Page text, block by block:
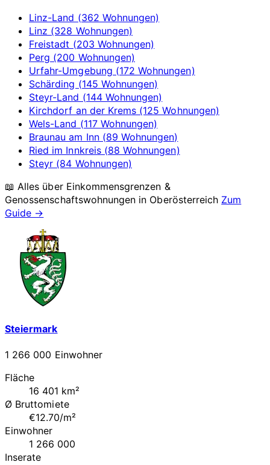
Linz-Land (362 Wohnungen)
Linz (328 Wohnungen)
Freistadt (203 Wohnungen)
Perg (200 Wohnungen)
Urfahr-Umgebung (172 Wohnungen)
Schärding (145 Wohnungen)
Steyr-Land (144 Wohnungen)
Kirchdorf an der Krems (125 Wohnungen)
Wels-Land (117 Wohnungen)
Braunau am Inn (89 Wohnungen)
Ried im Innkreis (88 Wohnungen)
Steyr (84 Wohnungen)
📖 Alles über Einkommensgrenzen &
Genossenschaftswohnungen in Oberösterreich Zum
Guide →
Steiermark
1 266 000 Einwohner
Fläche
16 401 km²
Ø Bruttomiete
€12.70/m²
Einwohner
1 266 000
Inserate